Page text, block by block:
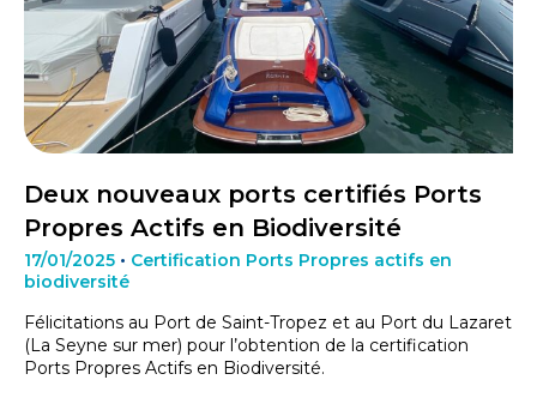
Deux nouveaux ports certifiés Ports
Propres Actifs en Biodiversité
17/01/2025 • Certification Ports Propres actifs en
biodiversité
Félicitations au Port de Saint-Tropez et au Port du Lazaret
(La Seyne sur mer) pour l’obtention de la certification
Ports Propres Actifs en Biodiversité.